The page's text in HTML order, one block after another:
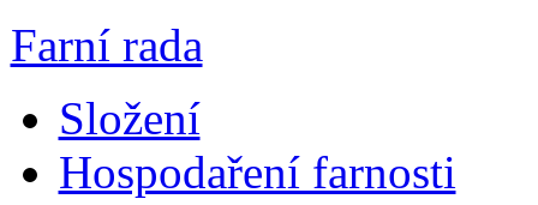
Farní rada
Složení
Hospodaření farnosti